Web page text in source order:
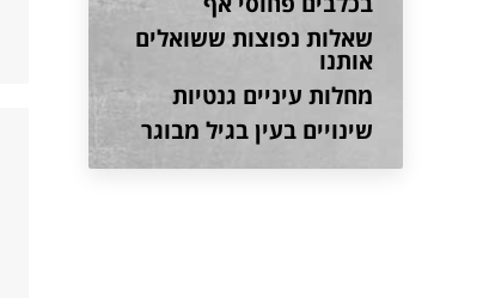
שאלות נפוצות ששואלים
אותנו
מחלות עיניים גנטיות
שינויים בעין בגיל מבוגר